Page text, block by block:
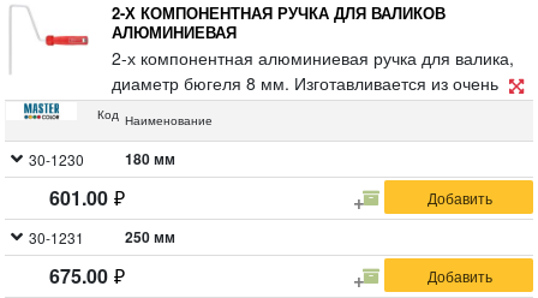
2-Х КОМПОНЕНТНАЯ РУЧКА ДЛЯ ВАЛИКОВ
АЛЮМИНИЕВАЯ
2-х компонентная алюминиевая ручка для валика,
диаметр бюгеля 8 мм. Изготавливается из очень
легкого алюминиевого сплава, за счет чего работа
облегчается. Вес ручки на 77% меньше стандарной
ручки из инструментальной стали. Благодаря
резиновому покрытию рукоятка не скользит в руке в
процессе проведения отделочных работ. Форма
ручки и специальный упор для большого пальца
позволяют крепко и надежно держать инструмент в
Код Наименование
30-1230 180 мм
601.00
30-1231 250 мм
675.00